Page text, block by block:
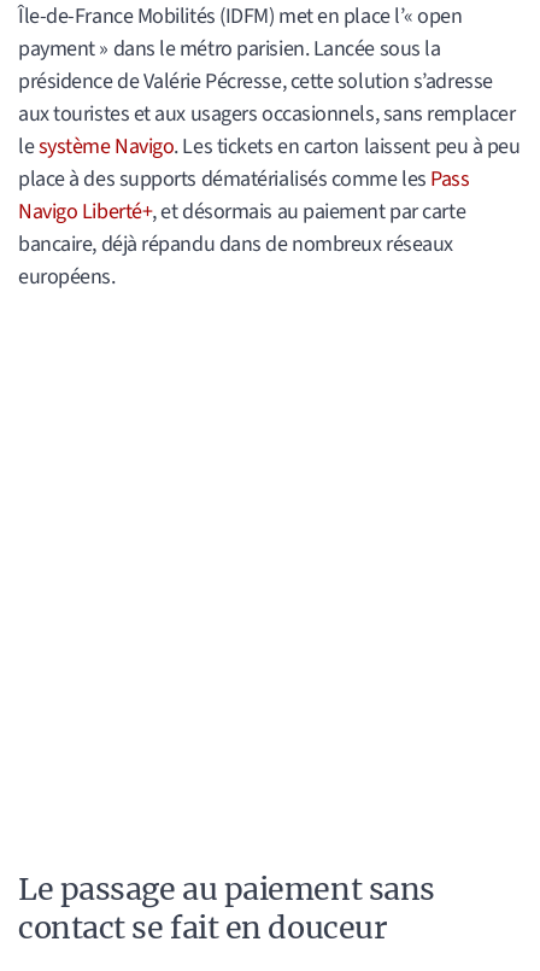
Île-de-France Mobilités (IDFM) met en place l’« open
payment » dans le métro parisien. Lancée sous la
présidence de Valérie Pécresse, cette solution s’adresse
aux touristes et aux usagers occasionnels, sans remplacer
lesystème Navigo. Les tickets en carton laissent peu à peu
place à des supports dématérialisés comme les Pass
Navigo Liberté+, et désormais au paiement par carte
bancaire, déjà répandu dans de nombreux réseaux
européens.
Le passage au paiement sans
contact se fait en douceur